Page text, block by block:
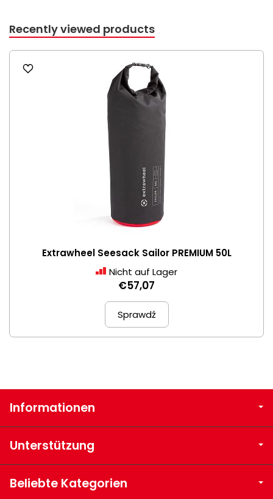
Recently viewed products
Extrawheel Seesack Sailor PREMIUM 50L
Nicht auf Lager
€57,07
Sprawdź
Informationen
Unterstützung
Beliebte Kategorien